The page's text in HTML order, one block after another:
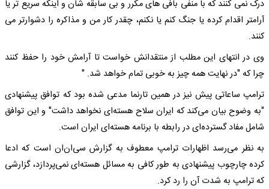
درک نمی کنند که با منفی بافی های مکرر و بی سابقه شان و اینکه سریع تر یا
آرامتر اقدام کرده یا جنگ کنم یا نکنم، چقدر کار من و مذاکره را دشوارتر می
کنند.
وی در انتهای این مطلب از منتقدانش خواست تا آرامش خود را حفظ کنند
چرا که "در نهایت همه چیز به خوبی تمام خواهد شد. "
ترامپ ساعاتی پیش نیز در همین تارنما مدعی شده بود که توافق پیشنهادی
"به وضوح بیان می‌کند که ایران سلاح هسته‌ای نخواهد داشت" و این توافق
شامل مفاد گسترده‌ای در رابطه با برنامه هسته‌ای ایران است.
به نظر می‌رسد اظهارات ترامپ معطوف به گزارش سی‌ان‌ان است که ادعا
کرده چارچوب پیشنهادی به طور کافی به مسائل هسته‌ای نمی‌پردازد، گزارشی
که ترامپ به شدت آن را رد کرد.